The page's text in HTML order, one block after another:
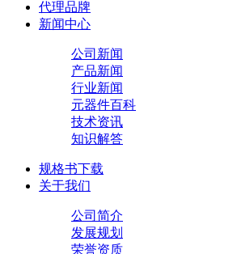
代理品牌
新闻中心
公司新闻
产品新闻
行业新闻
元器件百科
技术资讯
知识解答
规格书下载
关于我们
公司简介
发展规划
荣誉资质